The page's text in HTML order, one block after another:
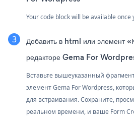
Your code block will be available
Добавить в html или элемент
редакторе Gema For
Вставьте вышеуказанный
элемент Gema For Wordpress,
для встраивания. Сохраните,
реальном времени, и ваше Form